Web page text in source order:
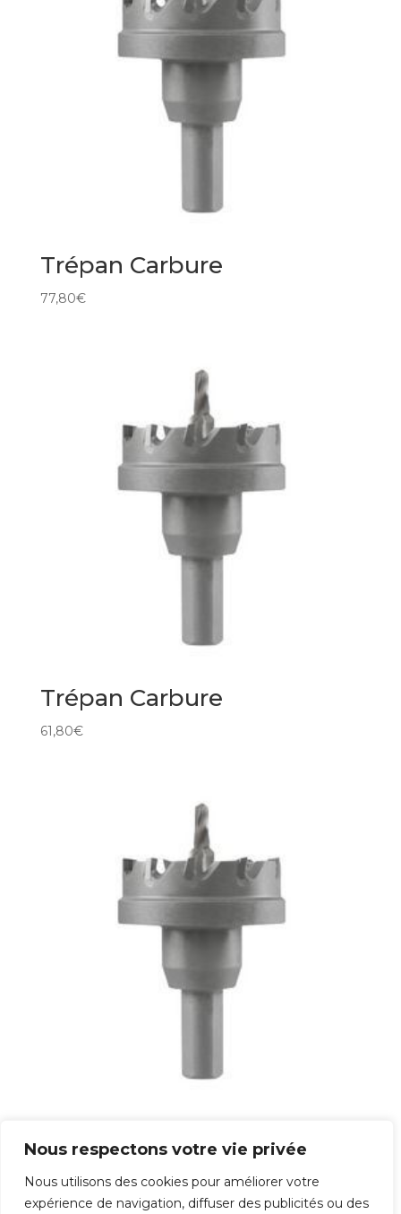
Nous respectons votre vie privée
Nous utilisons des cookies pour améliorer votre
expérience de navigation, diffuser des publicités ou des
Trépan Carbure
77,80€
Trépan Carbure
61,80€